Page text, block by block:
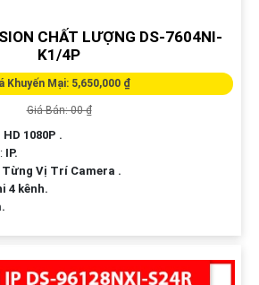
CHẤT LƯỢNG DS-7604NI-
K1/4P
Khuyến Mại: 5,650,000 ₫
Giá Bán: 00 ₫
HD 1080P .
IP.
Từng Vị Trí Camera .
4 kênh.